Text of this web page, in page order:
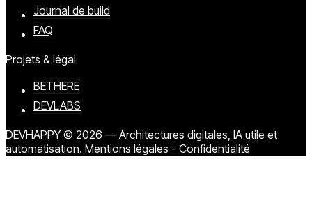
Journal de build
FAQ
Projets & légal
BETHERE
DEVLABS
DEVHAPPY © 2026 — Architectures digitales, IA utile et
automatisation. Mentions légales - Confidentialité